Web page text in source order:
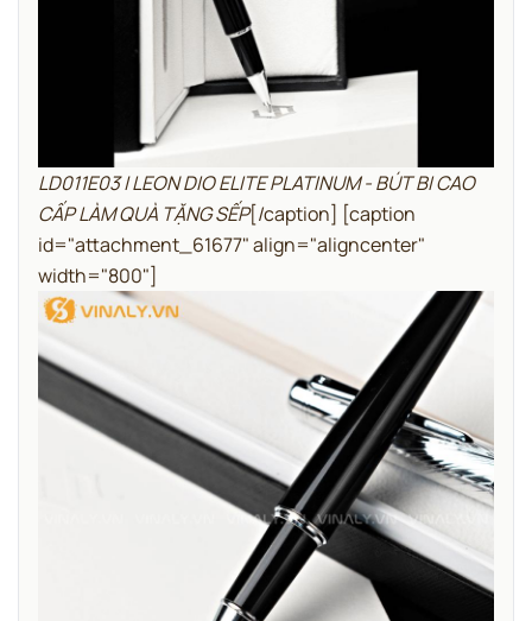
LD011E03 | LEON DIO ELITE PLATINUM - BÚT BI CAO
CẤP LÀM QUÀ TẶNG SẾP[/caption] [caption
id="attachment_61677" align="aligncenter"
width="800"]